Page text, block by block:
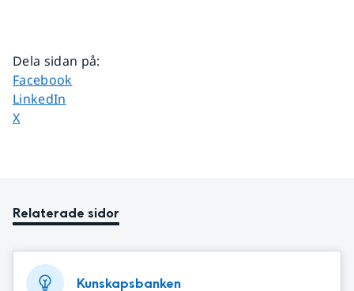
Dela sidan på:
Dela sidan på
Facebook
Dela sidan på
LinkedIn
Dela sidan på
X
Relaterade sidor
Kunskapsbanken